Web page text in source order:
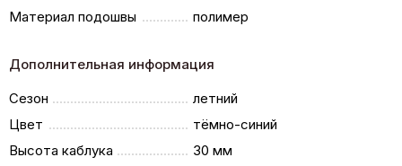
Материал подошвы
полимер
Дополнительная информация
Сезон
летний
Цвет
тёмно-синий
Высота каблука
30 мм